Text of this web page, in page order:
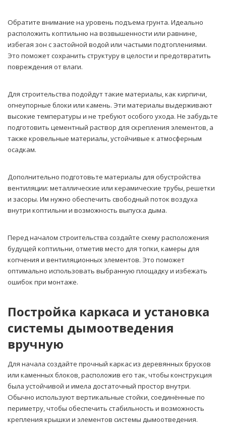
Обратите внимание на уровень подъема грунта. Идеально
расположить коптильню на возвышенности или равнине,
избегая зон с застойной водой или частыми подтоплениями.
Это поможет сохранить структуру в целости и предотвратить
повреждения от влаги.
Для строительства подойдут такие материалы, как кирпичи,
огнеупорные блоки или камень. Эти материалы выдерживают
высокие температуры и не требуют особого ухода. Не забудьте
подготовить цементный раствор для скрепления элементов, а
также кровельные материалы, устойчивые к атмосферным
осадкам.
Дополнительно подготовьте материалы для обустройства
вентиляции: металлические или керамические трубы, решетки
и засоры. Им нужно обеспечить свободный поток воздуха
внутри коптильни и возможность выпуска дыма.
Перед началом строительства создайте схему расположения
будущей коптильни, отметив место для топки, камеры для
копчения и вентиляционных элементов. Это поможет
оптимально использовать выбранную площадку и избежать
ошибок при монтаже.
Постройка каркаса и установка
системы дымоотведения
вручную
Для начала создайте прочный каркас из деревянных брусков
или каменных блоков, расположив его так, чтобы конструкция
была устойчивой и имела достаточный простор внутри.
Обычно используют вертикальные стойки, соединённые по
периметру, чтобы обеспечить стабильность и возможность
крепления крышки и элементов системы дымоотведения.